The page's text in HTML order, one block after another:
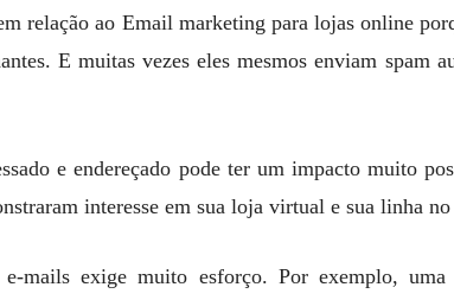
relação ao Email marketing para lojas online
E muitas vezes eles mesmos enviam spam
e endereçado pode ter um impacto muito
interesse em sua loja virtual e sua linha no
mails exige muito esforço. Por exemplo, uma